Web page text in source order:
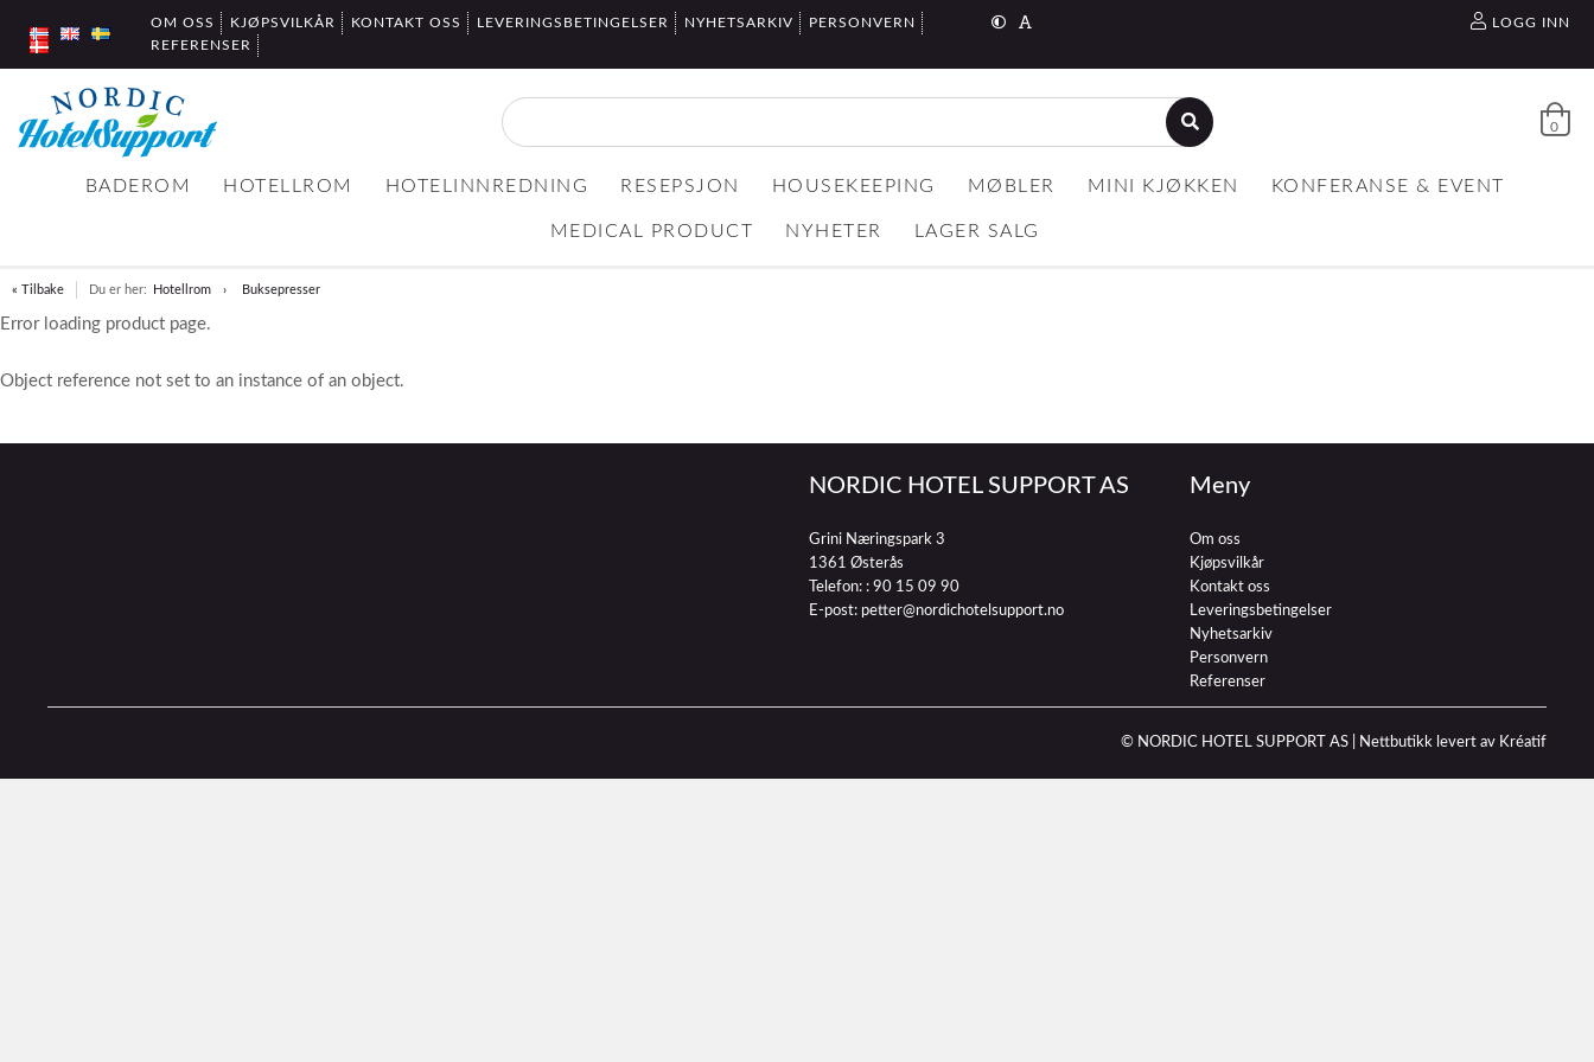
OM OSS KJØPSVILKÅR KONTAKT OSS LEVERINGSBETINGELSER NYHETSARKIV
PERSONVERN
REFERENSER
LOGG INN
0
BADEROM HOTELLROM HOTELINNREDNING RESEPSJON HOUSEKEEPING MØBLER MINI KJØKKEN KONFERANSE & EVENT
MEDICAL PRODUCT NYHETER LAGER SALG
« Tilbake Du er her: Hotellrom Buksepresser
Error loading product page.
Object reference not set to an instance of an object.
NORDIC HOTEL SUPPORT AS
Grini Næringspark 3
1361 Østerås
Telefon: : 90 15 09 90
E-post: petter@nordichotelsupport.no
Meny
Om oss
Kjøpsvilkår
Kontakt oss
Leveringsbetingelser
Nyhetsarkiv
Personvern
Referenser
© NORDIC HOTEL SUPPORT AS | Nettbutikk levert av Kréatif